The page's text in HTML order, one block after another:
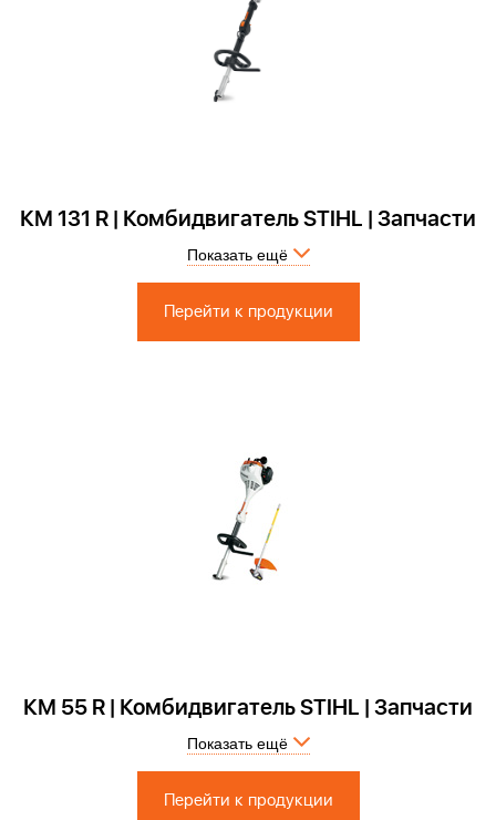
КМ 131 R | Комбидвигатель STIHL | Запчасти
Запчасти по России и СПБ > Официальный сервисный центр
Показать ещё
Перейти к продукции
КМ 55 R | Комбидвигатель STIHL | Запчасти
Запчасти по России и СПБ > Официальный сервисный центр
Показать ещё
Перейти к продукции